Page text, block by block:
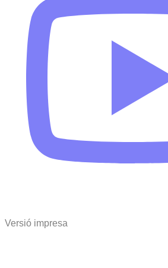
Versió impresa